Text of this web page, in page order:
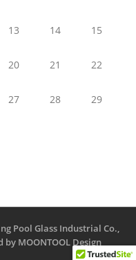
13 14 15
20 21 22
27 28 29
Pool Glass Industrial Co.,
by MOONTOOL Design